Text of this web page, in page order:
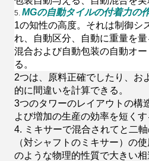
5. MGの自動タイルの付着力の
1の知性の高度。それは制御シ
れ、自動区分、自動に重量を
混合および自動包装の自動オ
る。
2つは、原料正確でしたり、お
的に間違いを計算できる。
3つのタワーのレイアウトの構
よび増加の生産の効率を短くす
4. ミキサーで混合されてと二
（対シャフトのミキサー）の
のような物理的性質で大きい